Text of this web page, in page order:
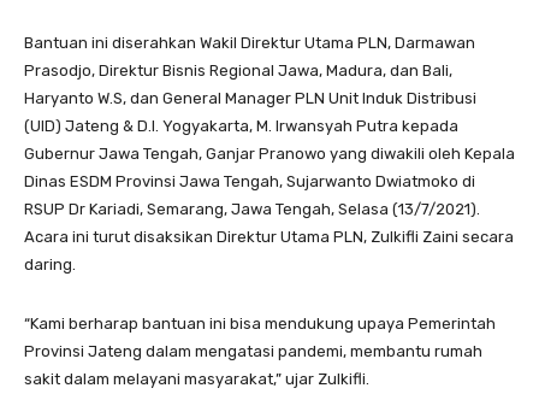
Bantuan ini diserahkan Wakil Direktur Utama PLN, Darmawan
Prasodjo, Direktur Bisnis Regional Jawa, Madura, dan Bali,
Haryanto W.S, dan General Manager PLN Unit Induk Distribusi
(UID) Jateng & D.I. Yogyakarta, M. Irwansyah Putra kepada
Gubernur Jawa Tengah, Ganjar Pranowo yang diwakili oleh Kepala
Dinas ESDM Provinsi Jawa Tengah, Sujarwanto Dwiatmoko di
RSUP Dr Kariadi, Semarang, Jawa Tengah, Selasa (13/7/2021).
Acara ini turut disaksikan Direktur Utama PLN, Zulkifli Zaini secara
daring.
“Kami berharap bantuan ini bisa mendukung upaya Pemerintah
Provinsi Jateng dalam mengatasi pandemi, membantu rumah
sakit dalam melayani masyarakat,” ujar Zulkifli.